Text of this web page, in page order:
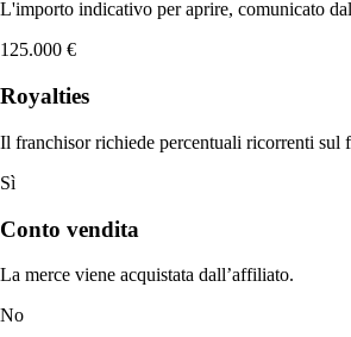
L'importo indicativo per aprire, comunicato
125.000 €
Royalties
Il franchisor richiede percentuali ricorrenti sul
Sì
Conto vendita
La merce viene acquistata dall’affiliato.
No